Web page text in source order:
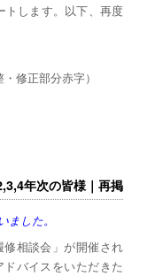
トします。以下、再度
・修正部分赤字）
年次の皆様｜再掲
した。
相談会」が開催され
バイスをいただきた